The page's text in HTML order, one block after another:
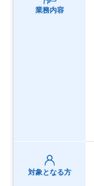
業務内容
対象となる方